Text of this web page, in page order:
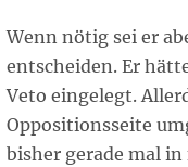
Wenn nötig sei er
entscheiden. Er
Veto eingelegt.
Oppositionsseite
bisher gerade mal